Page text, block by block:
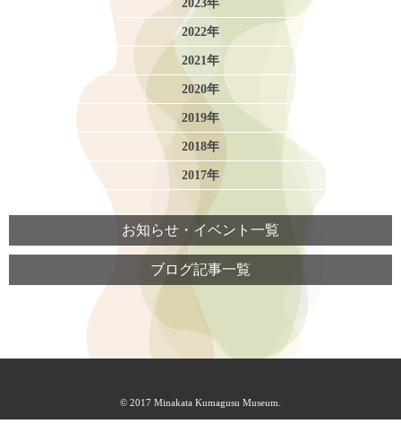
2022年
2021年
2020年
2019年
2018年
2017年
お知らせ・イベント一覧
ブログ記事一覧
© 2017 Minakata Kumagusu Museum.